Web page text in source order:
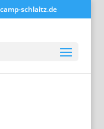
schlaitz.de